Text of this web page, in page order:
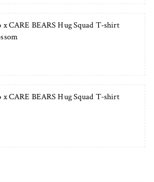
x CARE BEARS Hug Squad T-shirt
x CARE BEARS Hug Squad T-shirt